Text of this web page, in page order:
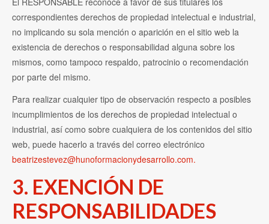
correspondientes derechos de propiedad intelectual e industrial,
no implicando su sola mención o aparición en el sitio web la
existencia de derechos o responsabilidad alguna sobre los
mismos, como tampoco respaldo, patrocinio o recomendación
por parte del mismo.
Para realizar cualquier tipo de observación respecto a posibles
incumplimientos de los derechos de propiedad intelectual o
industrial, así como sobre cualquiera de los contenidos del sitio
web, puede hacerlo a través del correo electrónico
beatrizestevez@hunoformacionydesarrollo.com.
3. EXENCIÓN DE
RESPONSABILIDADES